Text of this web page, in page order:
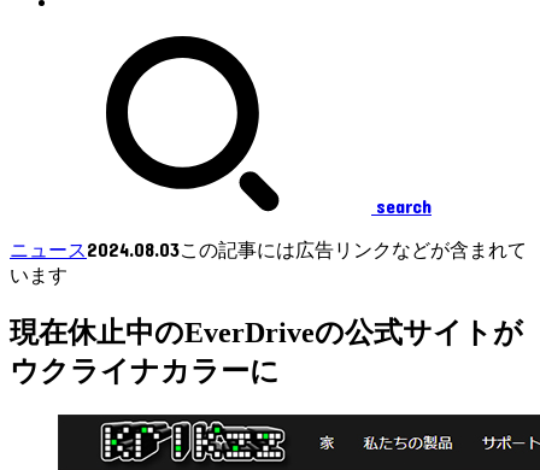
search
ニュース2024.08.03この記事には広告リンクなどが含まれて
います
現在休止中のEverDriveの公式サイトが
ウクライナカラーに